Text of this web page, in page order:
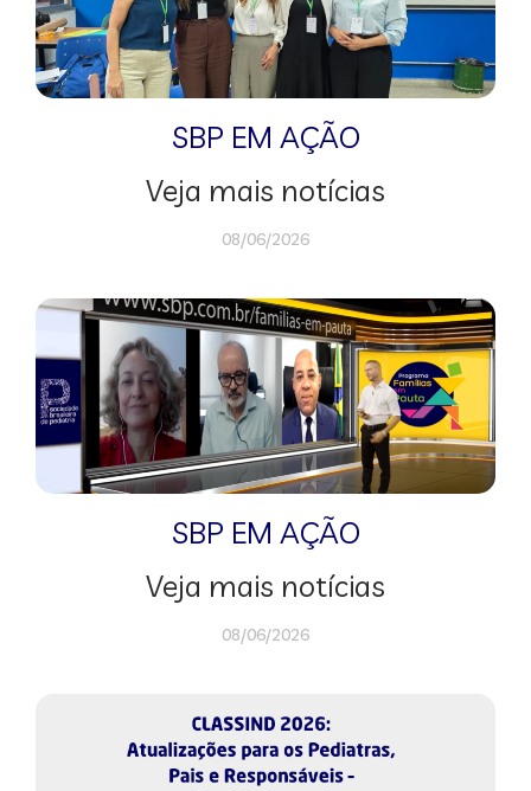
SBP EM AÇÃO
Veja mais notícias
08/06/2026
SBP EM AÇÃO
Veja mais notícias
08/06/2026